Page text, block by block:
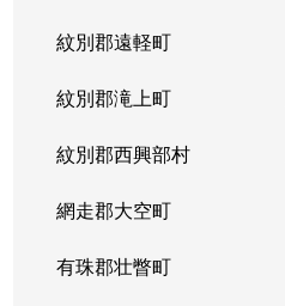
紋別郡遠軽町
紋別郡滝上町
紋別郡西興部村
網走郡大空町
有珠郡壮瞥町